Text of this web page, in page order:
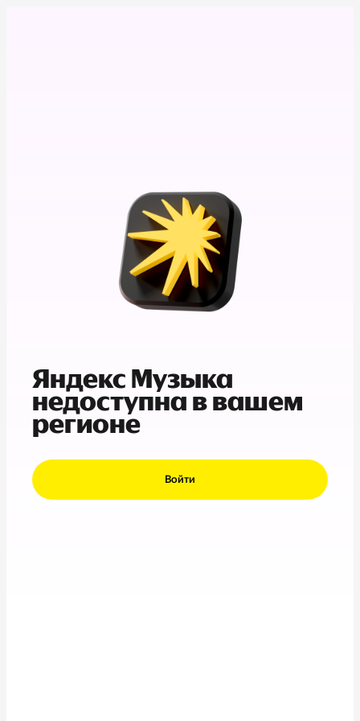
Яндекс Музыка
недоступна в вашем
регионе
Войти